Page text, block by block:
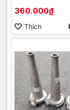
360.000₫
Thích